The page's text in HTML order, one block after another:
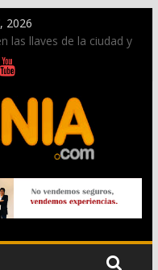
2026
las llaves de la ciudad y
Entraeta Festera
más de 50.000 imágenes
la calle Marqués de
Cristiana
durante agosto a
los Jardins de